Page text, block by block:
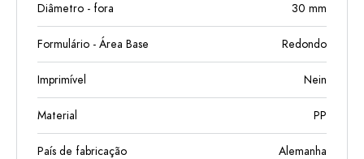
Diâmetro - fora 30 mm
Formulário - Área Base Redondo
Imprimível Nein
Material PP
País de fabricação Alemanha